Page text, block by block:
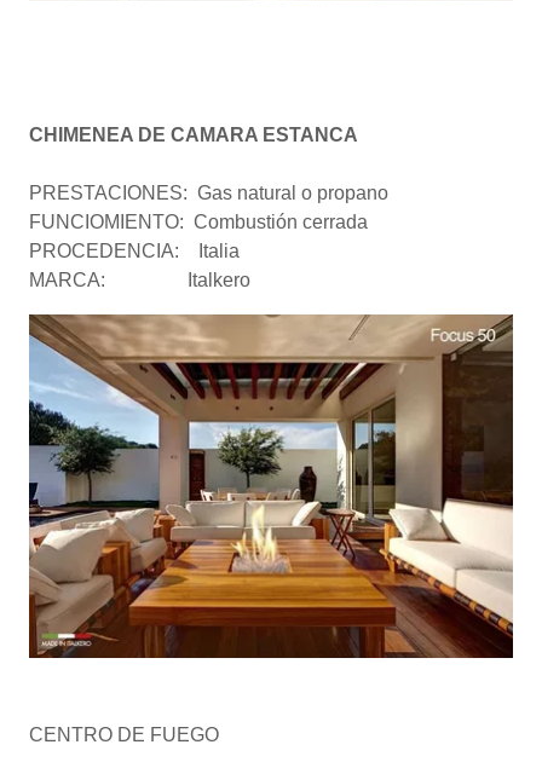
CHIMENEA DE CAMARA ESTANCA
PRESTACIONES: Gas natural o propano
FUNCIOMIENTO: Combustión cerrada
PROCEDENCIA: Italia
MARCA: Italkero
CENTRO DE FUEGO